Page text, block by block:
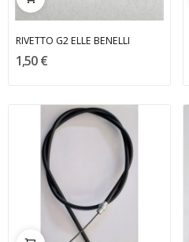
RIVETTO G2 ELLE BENELLI
1,50 €